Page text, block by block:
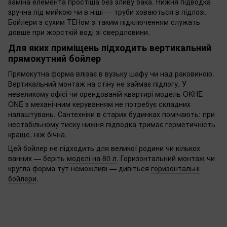
зручна під мийкою чи в ніші — труби ховаються в підлозі.
Бойлери з сухим ТЕНом з таким підключенням служать
довше при жорсткій воді зі свердловини.
Для яких приміщень підходить вертикальний
прямокутний бойлер
Прямокутна форма влізає в вузьку шафу чи над раковиною.
Вертикальний монтаж на стіну не займає підлогу. У
невеликому офісі чи орендованій квартирі модель OKHE
ONE з механічним керуванням не потребує складних
налаштувань. Сантехніки в старих будинках помічають: при
нестабільному тиску нижня підводка тримає герметичність
краще, ніж бічна.
Цей бойлер не підходить для великої родини чи кількох
ванних — беріть моделі на 80 л. Горизонтальний монтаж чи
кругла форма тут неможливі — дивіться горизонтальні
бойлери.